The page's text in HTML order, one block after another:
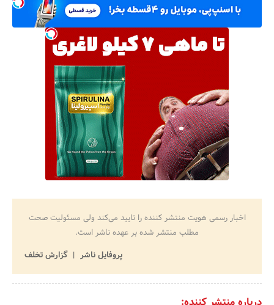
اخبار رسمی هویت منتشر کننده را تایید می‌کند ولی مسئولیت صحت
مطلب منتشر شده بر عهده ناشر است.
پروفایل ناشر
گزارش تخلف